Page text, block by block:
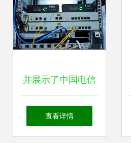
并展示了中国电信
研究院在全光数字
查看详情